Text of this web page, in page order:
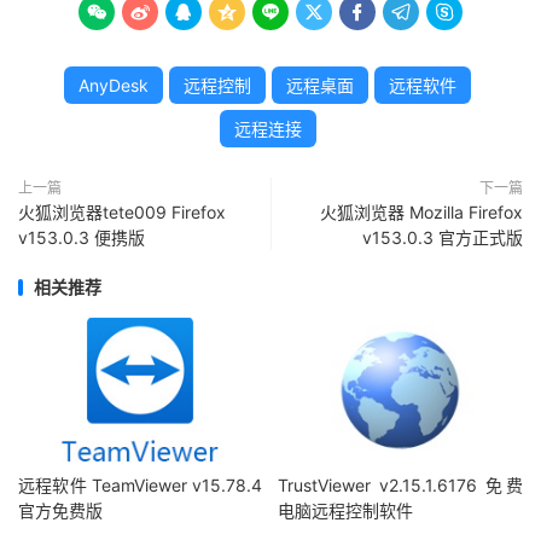
        
AnyDesk 远程控制 远程桌面 远程软件
远程连接
上一篇
火狐浏览器tete009 Firefox
v153.0.3 便携版
下一篇
火狐浏览器 Mozilla Firefox
v153.0.3 官方正式版
相关推荐
远程软件 TeamViewer v15.78.4
官方免费版
TrustViewer v2.15.1.6176 免费
电脑远程控制软件